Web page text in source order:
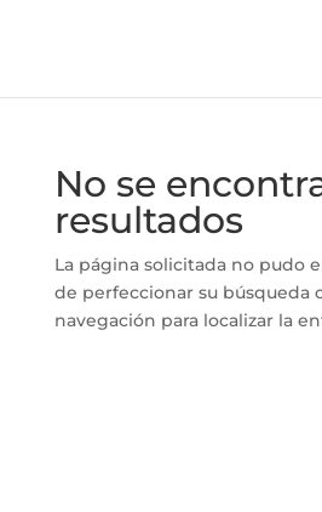
No se
resultados
La página solicitada no pudo
de perfeccionar su búsqueda
navegación para localizar la